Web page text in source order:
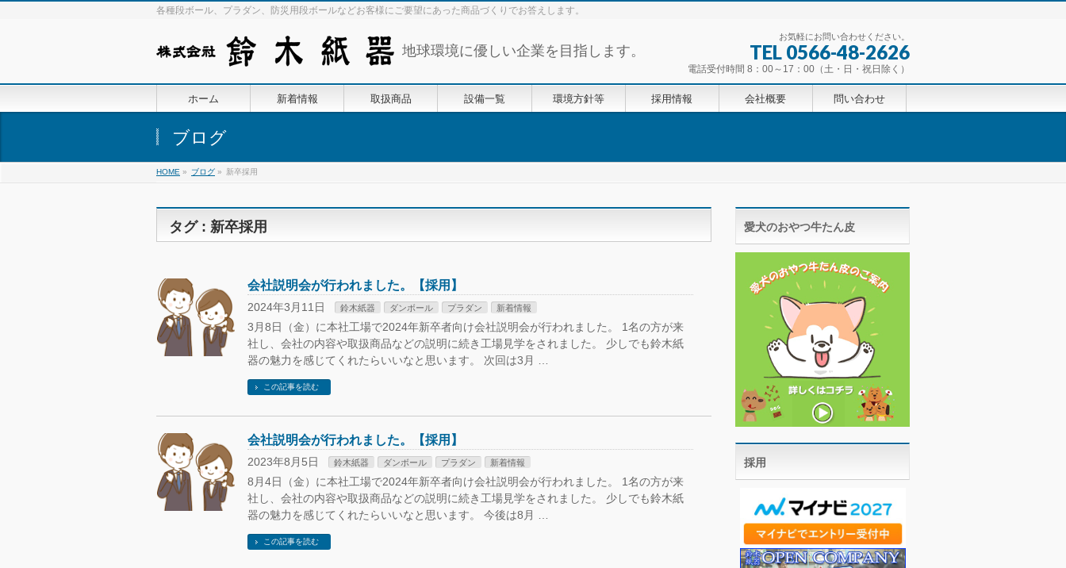
各種段ボール、プラダン、防災用段ボールなどお客様にご要望にあった商品づくりでお答えします。
地球環境に優しい企業を目指します。
お気軽にお問い合わせください。
TEL 0566-48-2626
電話受付時間 8：00～17：00（土・日・祝日除く）
ホーム 新着情報 取扱商品 設備一覧 環境方針等 採用情報 会社概要 問い合わせ
ブログ
HOME » ブログ » 新卒採用
タグ : 新卒採用
会社説明会が行われました。【採用】
2024年3月11日 鈴木紙器 ダンボール プラダン 新着情報
3月8日（金）に本社工場で2024年新卒者向け会社説明会が行われました。 1名の方が来
社し、会社の内容や取扱商品などの説明に続き工場見学をされました。 少しでも鈴木紙
器の魅力を感じてくれたらいいなと思います。 次回は3月 …
この記事を読む
会社説明会が行われました。【採用】
2023年8月5日 鈴木紙器 ダンボール プラダン 新着情報
8月4日（金）に本社工場で2024年新卒者向け会社説明会が行われました。 1名の方が来
社し、会社の内容や取扱商品などの説明に続き工場見学をされました。 少しでも鈴木紙
器の魅力を感じてくれたらいいなと思います。 今後は8月 …
この記事を読む
愛犬のおやつ牛たん皮
採用